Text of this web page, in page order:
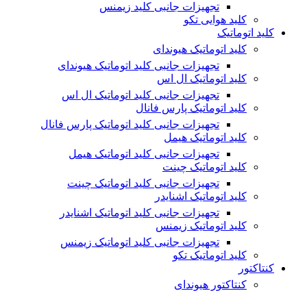
تجهیزات جانبی کلید زیمنس
کلید هوایی تکو
کلید اتوماتیک
کلید اتوماتیک هیوندای
تجهیزات جانبی کلید اتوماتیک هیوندای
کلید اتوماتیک ال اس
تجهیزات جانبی کلید اتوماتیک ال اس
کلید اتوماتیک پارس فانال
تجهیزات جانبی کلید اتوماتیک پارس فانال
کلید اتوماتیک هیمل
تجهیزات جانبی کلید اتوماتیک هیمل
کلید اتوماتیک چینت
تجهیزات جانبی کلید اتوماتیک چینت
کلید اتوماتیک اشنایدر
تجهیزات جانبی کلید اتوماتیک اشنایدر
کلید اتوماتیک زیمنس
تجهیزات جانبی کلید اتوماتیک زیمنس
کلید اتوماتیک تکو
کنتاکتور
کنتاکتور هیوندای